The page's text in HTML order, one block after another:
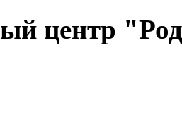
центр